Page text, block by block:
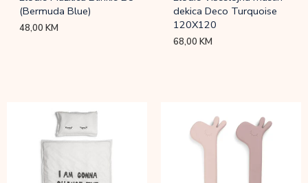
(Bermuda Blue)
48,00KM
dekica Deco Turquoise
120X120
68,00KM